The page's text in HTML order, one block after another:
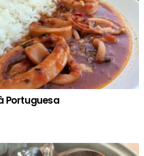
Portuguesa